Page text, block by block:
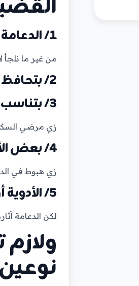
1/ الدعامة بتقضي بشكل نهائي على مشكلة ضعف الانتصاب:
من غير ما نلجأ
2/ بتحافظ على استمرار انتصاب القضيب لفترة طويلة.
3/ بتناسب الاشخاص المصابين بالامراض المزمنة:
زي مرضي
4/ بعض الأدوية أو المنشطات الجنسية ممكن تسبب مضاعفات:
زي هبوط في
5/ الأدوية أو المنشطات الجنسيه آثارها بيروح اول ما بنوقف استخدامهما:
لكن الدعامة